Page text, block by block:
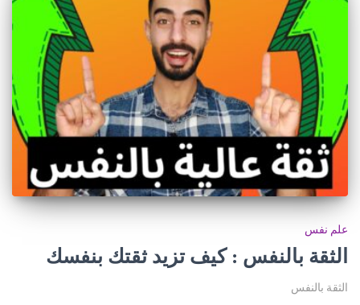
علم نفس
الثقة بالنفس : كيف تزيد ثقتك بنفسك
الثقة بالنفس